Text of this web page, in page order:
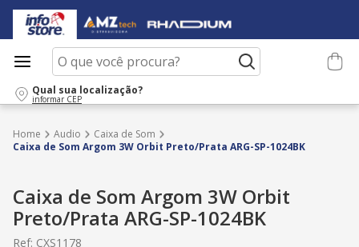
O que você procura?
Qual sua localização?
informar CEP
Audio
Caixa de Som
Caixa de Som Argom 3W Orbit Preto/Prata ARG-SP-1024BK
Caixa de Som Argom 3W Orbit
Preto/Prata ARG-SP-1024BK
Ref: CXS1178